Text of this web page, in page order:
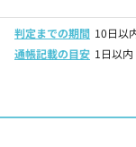
判定までの期間 10日以
通帳記載の目安 1日以内